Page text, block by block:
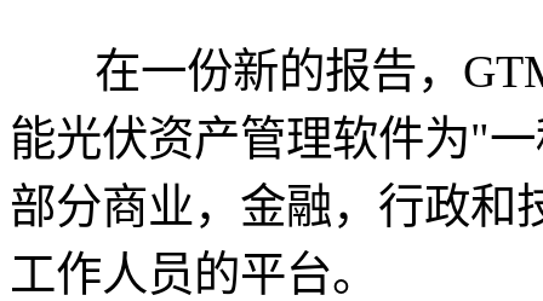
在一份新的报告，GTM
能光伏资产管理软件为"
部分商业，金融，行政和
工作人员的平台。